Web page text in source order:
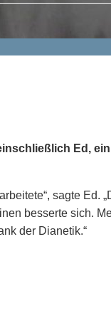
Ed,
sagte Ed.
besserte sich.
der Dianetik.“